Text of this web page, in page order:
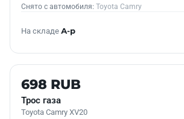
Снято с автомобиля: Toyota Camry
На складе А-р
Б/У В НАЛИЧИИ
698 RUB
Трос газа
Toyota Camry XV20